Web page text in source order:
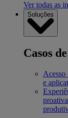
Ver todas as
Soluções
Casos
Acesso
e